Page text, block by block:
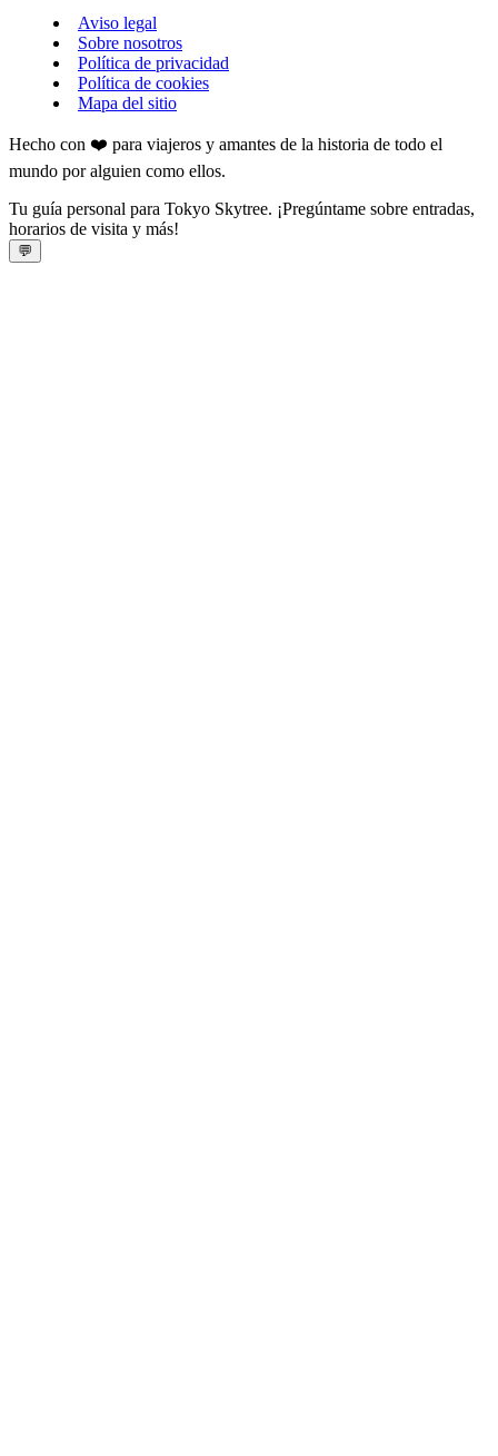
Aviso legal
Sobre nosotros
Política de privacidad
Política de cookies
Mapa del sitio
Hecho con ❤️ para viajeros y amantes de la historia de todo el
mundo por alguien como ellos.
Tu guía personal para Tokyo Skytree. ¡Pregúntame sobre entradas,
horarios de visita y más!
💬